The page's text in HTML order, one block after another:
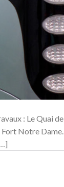
: Le Quai
Notre